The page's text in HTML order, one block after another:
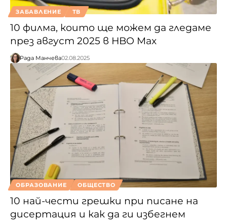
ЗАБАВЛЕНИЕ ТВ
10 филма, които ще можем да гледаме
през август 2025 в HBO Max
Рада Манчева02.08.2025
ОБРАЗОВАНИЕ ОБЩЕСТВО
10 най-чести грешки при писане на
дисертация и как да ги избегнем